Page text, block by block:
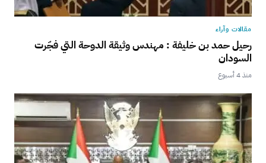
مقالات وآراء
رحيل حمد بن خليفة : مهندس وثيقة الدوحة التي فجّرت
السودان
منذ 4 أسبوع